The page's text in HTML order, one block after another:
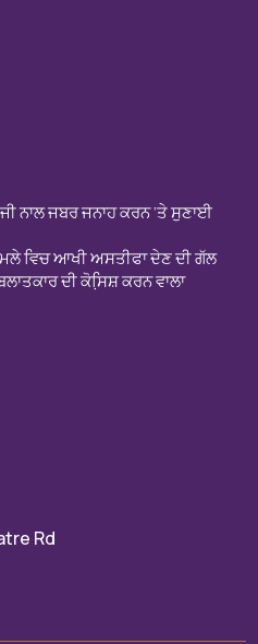
ਨਾਲ ਜਬਰ ਜਨਾਹ ਕਰਨ ‘ਤੇ ਸੁਣਾਈ
ਵਿਚ ਆਖੀ ਅਸਤੀਫਾ ਦੇਣ ਦੀ ਗੱਲ
ਦੀ ਕੋਸਿ਼ਸ਼ ਕਰਨ ਵਾਲਾ
Rd